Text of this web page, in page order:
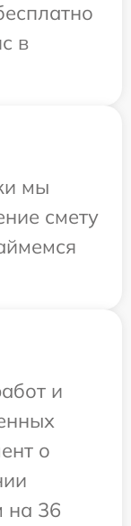
в
мы
смету
и
о
на 36